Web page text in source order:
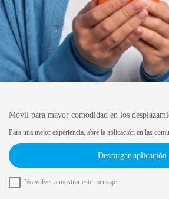
Móvil para mayor comodidad en los
Para una mejor experiencia, abre la aplicación en las
Descargar aplicación
No volver a mostrar este mensaje